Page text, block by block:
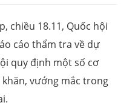
chiều 18.11, Quốc hội
cáo thẩm tra về dự
quy định một số cơ
vướng mắc trong